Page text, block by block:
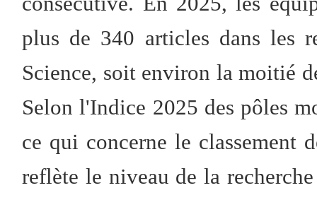
plus de 340 articles dans les
Science, soit environ la moitié
Selon l'Indice 2025 des pôles
ce qui concerne le
reflète le niveau de la